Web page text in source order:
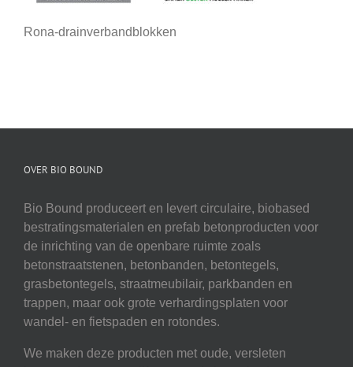
Rona-drainverbandblokken
OVER BIO BOUND
Bio Bound produceert en levert circulaire, biobased
bestratingsmaterialen en prefab betonproducten voor
de inrichting van de openbare ruimte zoals
betonstraatstenen, betonbanden, betontegels,
grasbetontegels, straatmeubilair, parkbanden en
trappen, maar ook grote verhardingsplaten voor
wandel- en fietspaden en rotondes.
We maken deze producten met oude, versleten